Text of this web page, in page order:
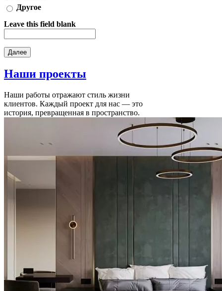
Другое
Leave this field blank
Наши проекты
Наши работы отражают стиль жизни
клиентов. Каждый проект для нас — это
история, превращенная в пространство.